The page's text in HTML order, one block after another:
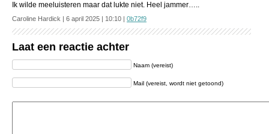
Ik wilde meeluisteren maar dat lukte niet. Heel jammer…..
Caroline Hardick | 6 april 2025 | 10:10 | 0b72f9
Laat een reactie achter
Naam (vereist)
Mail (vereist, wordt niet getoond)